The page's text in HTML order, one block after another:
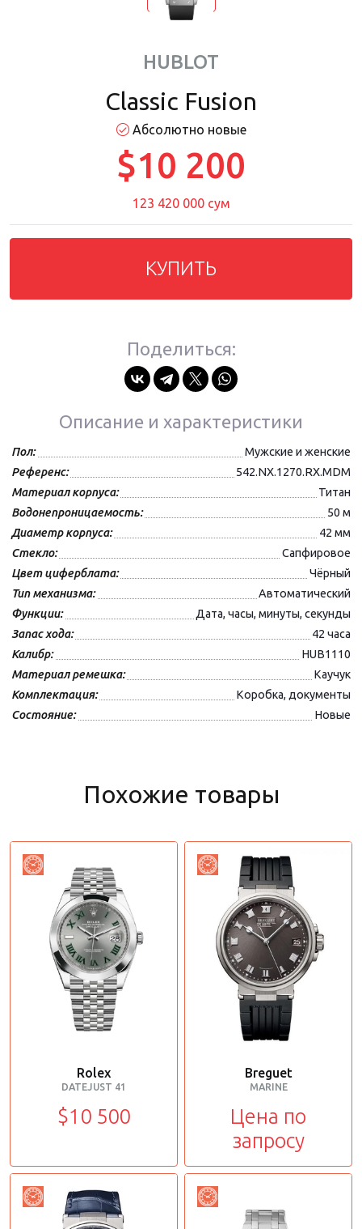
HUBLOT
Classic Fusion
Абсолютно новые
$10 200
123 420 000 сум
КУПИТЬ
Поделиться:
Описание и характеристики
Пол:
Мужские и женские
Референс:
542.NX.1270.RX.MDM
Материал корпуса:
Титан
Водонепроницаемость:
50 м
Диаметр корпуса:
42 мм
Стекло:
Сапфировое
Цвет циферблата:
Чёрный
Тип механизма:
Автоматический
Функции:
Дата, часы, минуты, секунды
Запас хода:
42 часа
Калибр:
HUB1110
Материал ремешка:
Каучук
Комплектация:
Коробка, документы
Состояние:
Новые
Похожие товары
Rolex
DATEJUST 41
$10 500
Breguet
MARINE
Цена по
запросу